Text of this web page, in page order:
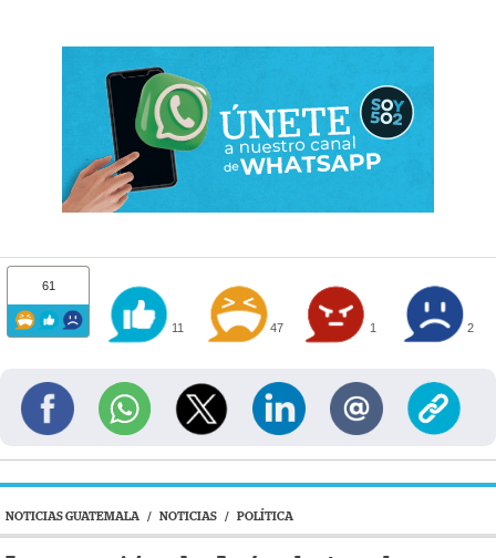
61
11 47 1 2
NOTICIAS GUATEMALA / NOTICIAS / POLÍTICA